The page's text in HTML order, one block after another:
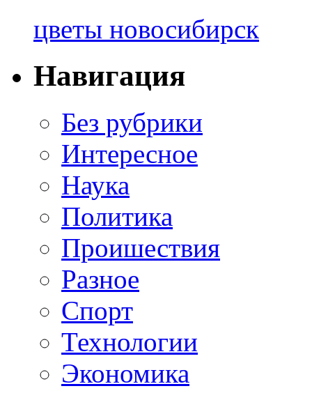
цветы новосибирск
Навигация
Без рубрики
Интересное
Наука
Политика
Проишествия
Разное
Спорт
Технологии
Экономика